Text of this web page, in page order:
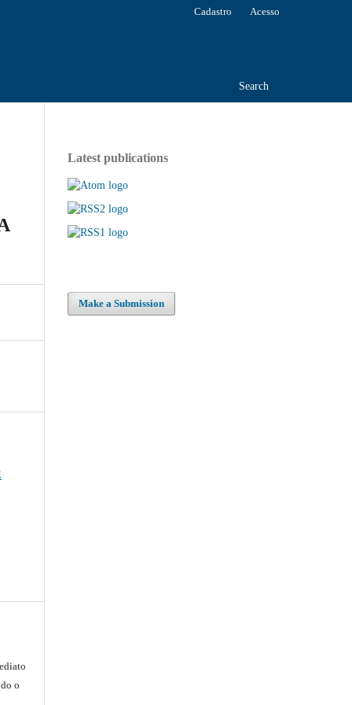
Search
Cadastro Acesso
o
Latest publications
Make a Submission